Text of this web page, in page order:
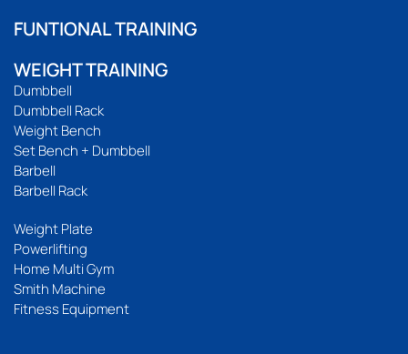
FUNTIONAL TRAINING
WEIGHT TRAINING
Dumbbell
Dumbbell Rack
Weight Bench
Set Bench + Dumbbell
Barbell
Barbell Rack
Weight Plate
Powerlifting
Home Multi Gym
Smith Machine
Fitness Equipment